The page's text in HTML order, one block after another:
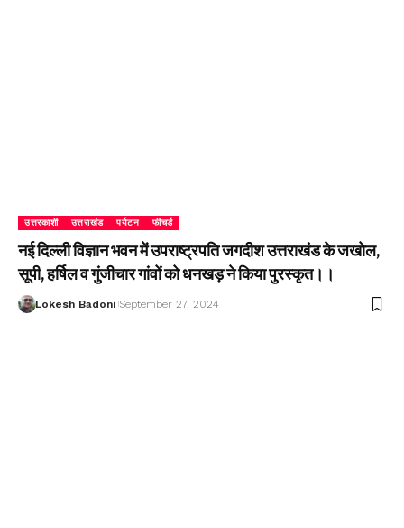
उत्तरकाशी उत्तराखंड पर्यटन फीचर्ड
नई दिल्ली विज्ञान भवन में उपराष्ट्रपति जगदीश उत्तराखंड के जखोल,
सूपी, हर्षिल व गुंजीचार गांवों को धनखड़ ने किया पुरस्कृत।।
Lokesh Badoni September 27, 2024